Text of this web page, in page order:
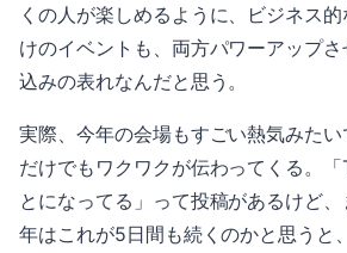
くの人が楽しめるように、ビジネス
けのイベントも、両方パワーアップ
込みの表れなんだと思う。
実際、今年の会場もすごい熱気みた
だけでもワクワクが伝わってくる。
とになってる」って投稿があるけど
年はこれが5日間も続くのかと思うと